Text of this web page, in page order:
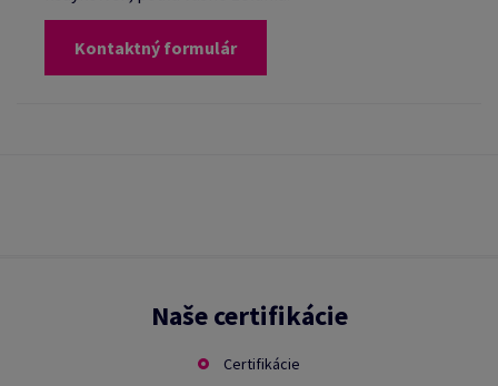
Kontaktný formulár
Naše certifikácie
Certifikácie